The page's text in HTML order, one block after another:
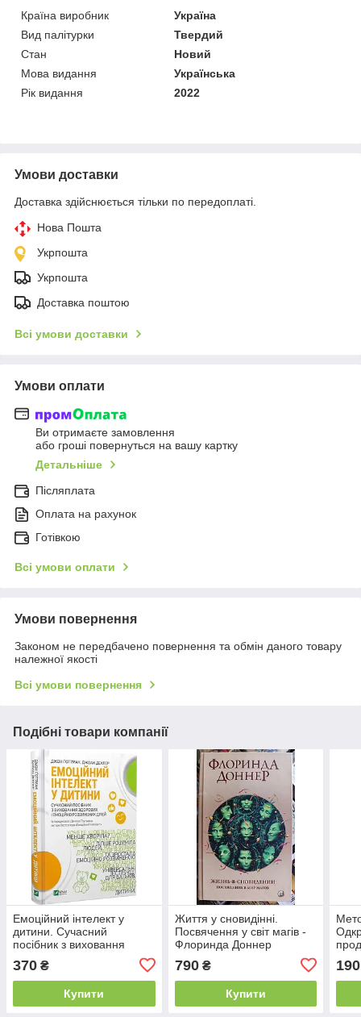
Країна виробник
Україна
Вид палітурки
Твердий
Стан
Новий
Мова видання
Українська
Рік видання
2022
Умови доставки
Доставка здійснюється тільки по передоплаті.
Нова Пошта
Укрпошта
Укрпошта
Доставка поштою
Всі умови доставки
Умови оплати
Ви отримаєте замовлення
або гроші повернуться на вашу картку
Детальніше
Післяплата
Оплата на рахунок
Готівкою
Всі умови оплати
Умови повернення
Законом не передбачено повернення та обмін даного товару
належної якості
Всі умови повернення
Подібні товари компанії
Емоційний інтелект у
дитини. Сучасний
посібник з виховання
розвинених дітей. Джон
Готтман
370 ₴
Купити
Життя у сновидінні.
Посвячення у світ магів -
Флоринда Доннер
790₴
Купити
190